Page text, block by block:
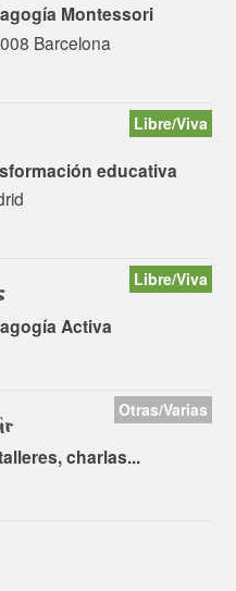
Montessori
Barcelona
Libre/Viva
educativa
Libre/Viva
Activa
Otras/Varias
charlas...